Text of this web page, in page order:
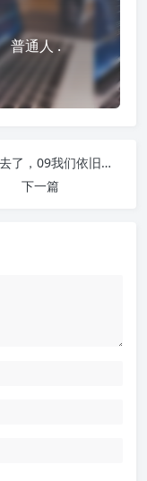
普通人 .
08年过去了，09我们依旧单身着
下一篇